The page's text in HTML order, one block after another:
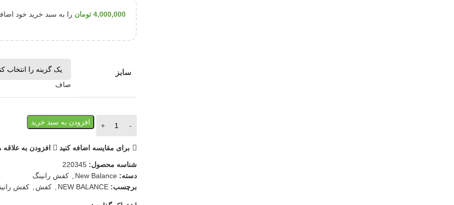
4,000,000 تومان را به سبد خرید خود
سایز
صاف
افزودن به سبد خرید
برای مقایسه اضافه کنید افزودن به علاقه
شناسه محصول: 220345
دسته: New Balance
کفش رانینگ
برچسب: NEW BALANCE کفش کفش